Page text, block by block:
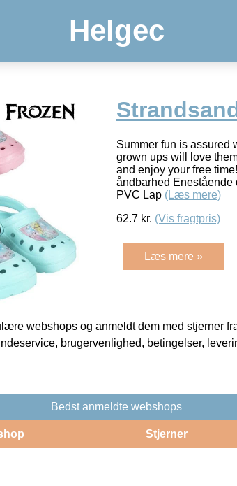
Helgec
Summer fun is assured
grown ups will love
and enjoy your free
åndbarhed Enestående
PVC Lap (Læs mere)
62.7 kr. (Vis fragtpris)
Læs mere »
webshops og anmeldt dem med stjerner
brugervenlighed, betingelser,
Bedst anmeldte webshops
Stjerner